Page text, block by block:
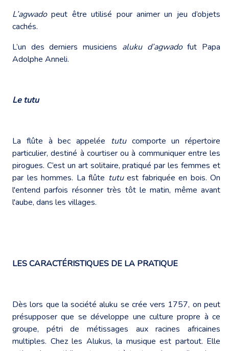
L’agwadopeut être utilisé pour animer un jeu d’objets
cachés.
L’un des derniers musiciens aluku d’agwadofut Papa
Adolphe Anneli.
Le tutu
La flûte à bec appelée tutucomporte un répertoire
particulier, destiné à courtiser ou à communiquer entre les
pirogues. C’est un art solitaire, pratiqué par les femmes et
par les hommes. La flûte tutuest fabriquée en bois. On
l'entend parfois résonner très tôt le matin, même avant
l'aube, dans les villages.
LES CARACTÉRISTIQUES DE LA PRATIQUE
Dès lors que la société aluku se crée vers 1757, on peut
présupposer que se développe une culture propre à ce
groupe, pétri de métissages aux racines africaines
multiples. Chez les Alukus, la musique est partout. Elle